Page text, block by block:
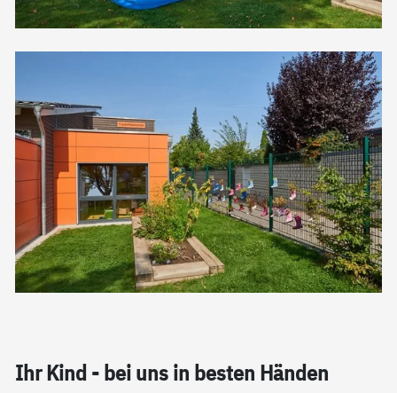
Ihr Kind - bei uns in bes­ten Hän­den